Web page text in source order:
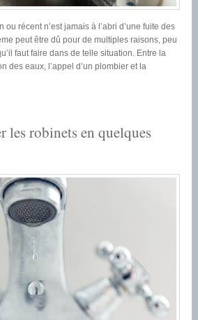
ou récent n’est jamais à l’abri d’une fuite des
peut être dû pour de multiples raisons, peu
faut faire dans de telle situation. Entre la
des eaux, l’appel d’un plombier et la
les robinets en quelques